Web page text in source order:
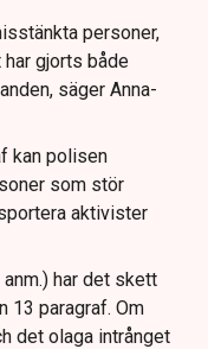
personer,
gjorts både
säger Anna-
kan polisen
som stör
aktivister
har det skett
13 paragraf. Om
det olaga intrånget